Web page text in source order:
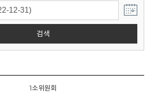
검색
1소위원회